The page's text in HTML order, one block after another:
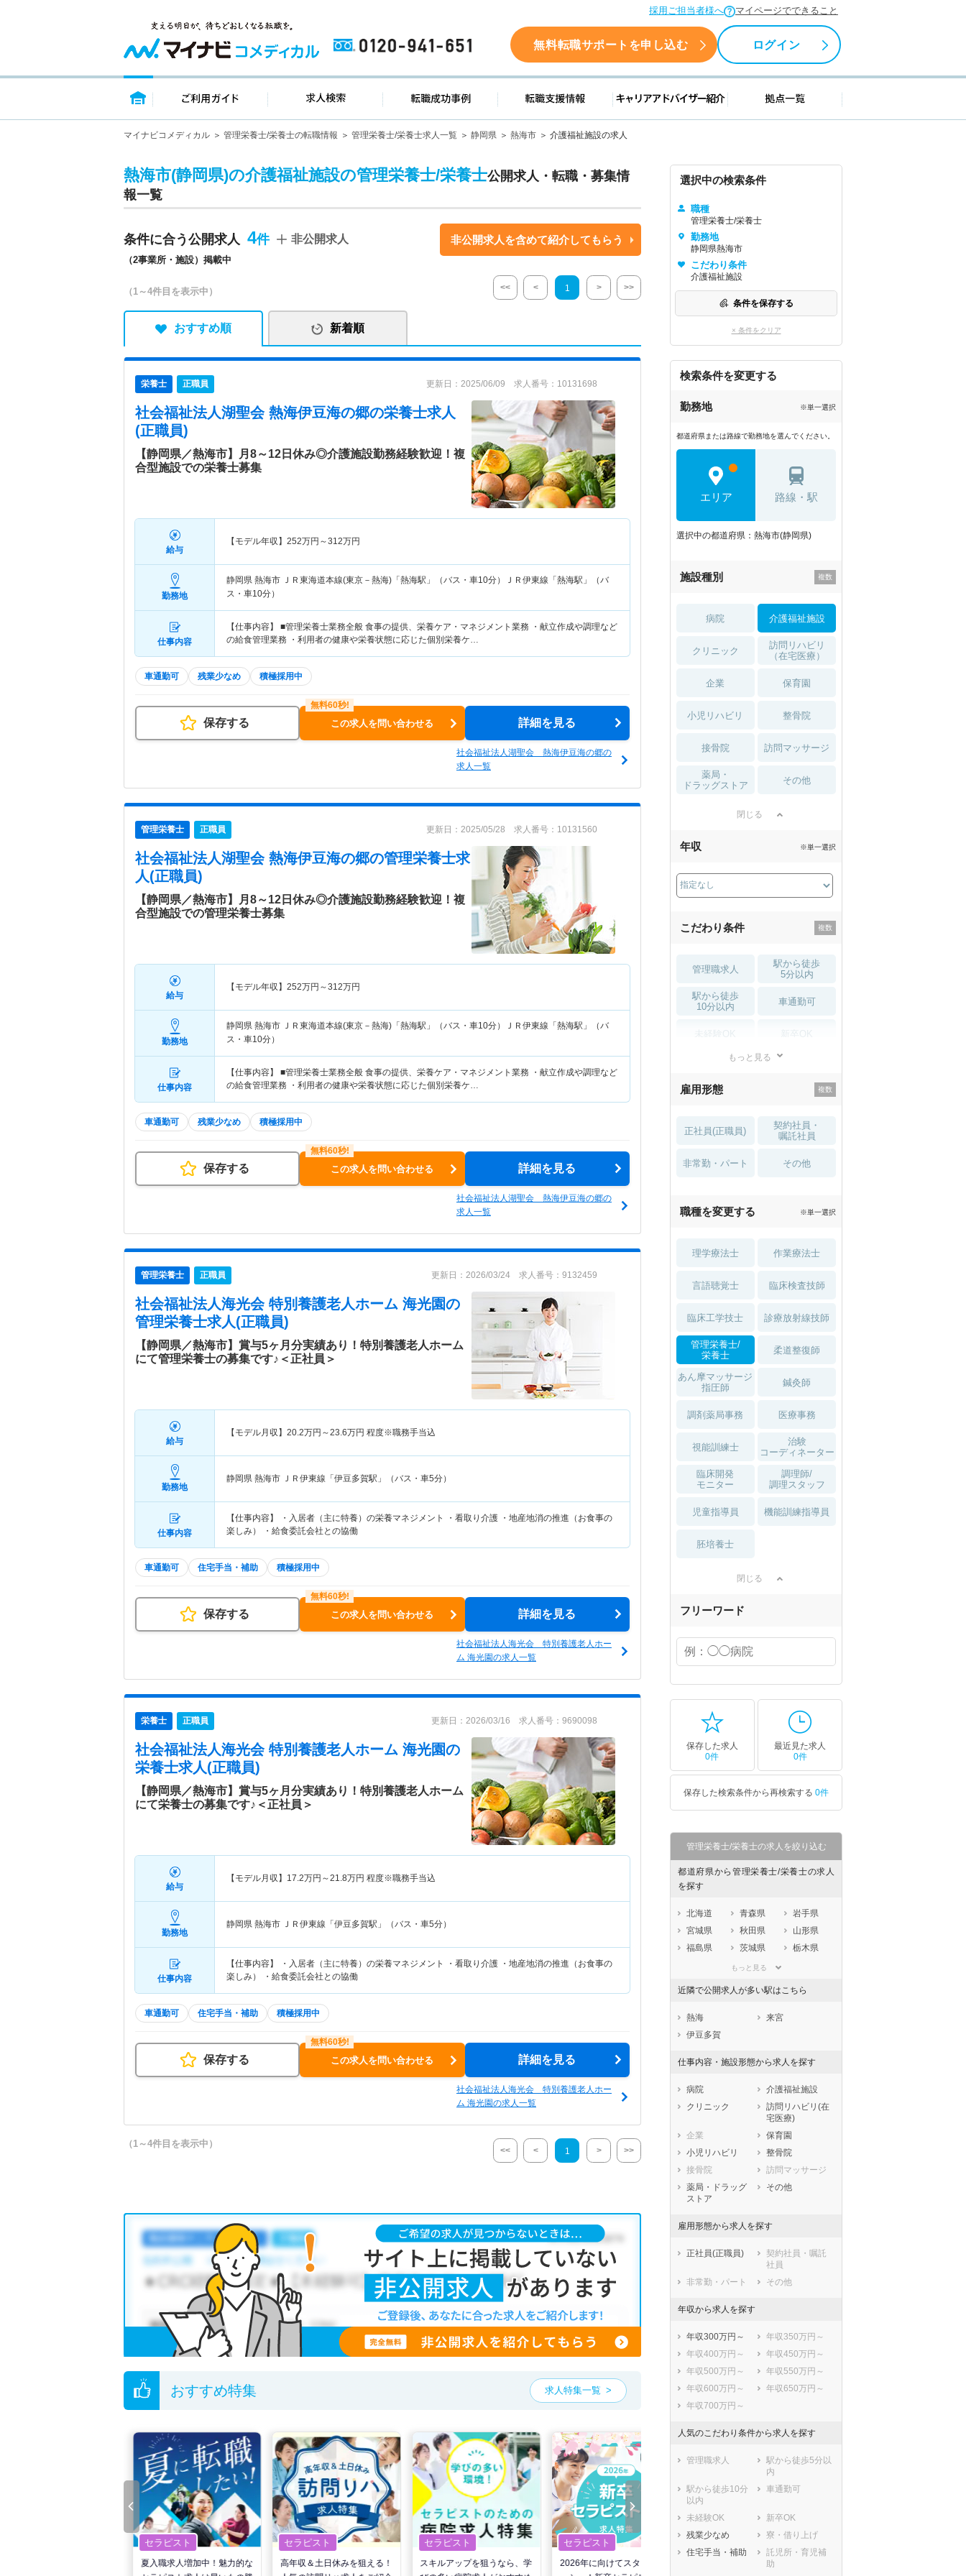
採用ご担当者様へ マイページでできること
0120-941-651 無料転職サポートを申し込む ログイン
トップページ ご利用ガイド 求人検索 転職成功事例 転職支援情報 キャリアアドバイザー紹介 拠点一覧
マイナビコメディカル 管理栄養士/栄養士の転職情報 管理栄養士/栄養士求人一覧 静岡県 熱海市 介護福祉施設の求人
熱海市(静岡県)の介護福祉施設の管理栄養士/栄養士公開求人・転職・募集情
報一覧
条件に合う公開求人 4
（2事業所・施設）掲載中
非公開求人 非公開求人を含めて紹介してもらう
（1～4件目を表示中） << < 1 > >>
おすすめ順 新着順
栄養士 正職員 更新日：2025/06/09 求人番号：10131698
社会福祉法人湖聖会 熱海伊豆海の郷の栄養士求人
(正職員)
【静岡県／熱海市】月8～12日休み◎介護施設勤務経験歓迎！複
合型施設での栄養士募集
給与
【モデル年収】 252万円～312万円
勤務地
静岡県 熱海市 ＪＲ東海道本線(東京－熱海)「熱海駅」（バス・車10分）ＪＲ伊東線「熱海駅」（バ
ス・車10分）
仕事内容
【仕事内容】 ■管理栄養士業務全般 食事の提供、栄養ケア・マネジメント業務 ・献立作成や調理など
の給食管理業務 ・利用者の健康や栄養状態に応じた個別栄養ケ…
車通勤可 残業少なめ 積極採用中
保存する この求人を問い合わせる 詳細を見る
社会福祉法人湖聖会 熱海伊豆海の郷の
求人一覧
管理栄養士 正職員 更新日：2025/05/28 求人番号：10131560
社会福祉法人湖聖会 熱海伊豆海の郷の管理栄養士求
人(正職員)
【静岡県／熱海市】月8～12日休み◎介護施設勤務経験歓迎！複
合型施設での管理栄養士募集
給与
【モデル年収】 252万円～312万円
勤務地
静岡県 熱海市 ＪＲ東海道本線(東京－熱海)「熱海駅」（バス・車10分）ＪＲ伊東線「熱海駅」（バ
ス・車10分）
仕事内容
【仕事内容】 ■管理栄養士業務全般 食事の提供、栄養ケア・マネジメント業務 ・献立作成や調理など
の給食管理業務 ・利用者の健康や栄養状態に応じた個別栄養ケ…
車通勤可 残業少なめ 積極採用中
保存する この求人を問い合わせる 詳細を見る
社会福祉法人湖聖会 熱海伊豆海の郷の
求人一覧
管理栄養士 正職員 更新日：2026/03/24 求人番号：9132459
社会福祉法人海光会 特別養護老人ホーム 海光園の
管理栄養士求人(正職員)
【静岡県／熱海市】賞与5ヶ月分実績あり！特別養護老人ホーム
にて管理栄養士の募集です♪＜正社員＞
給与
【モデル月収】 20.2万円～23.6万円 程度※職務手当込
勤務地
静岡県 熱海市 ＪＲ伊東線「伊豆多賀駅」（バス・車5分）
仕事内容
【仕事内容】 ・入居者（主に特養）の栄養マネジメント ・看取り介護 ・地産地消の推進（お食事の
楽しみ） ・給食委託会社との協働
車通勤可 住宅手当・補助 積極採用中
保存する この求人を問い合わせる 詳細を見る
社会福祉法人海光会 特別養護老人ホー
ム 海光園の求人一覧
栄養士 正職員 更新日：2026/03/16 求人番号：9690098
社会福祉法人海光会 特別養護老人ホーム 海光園の
栄養士求人(正職員)
【静岡県／熱海市】賞与5ヶ月分実績あり！特別養護老人ホーム
にて栄養士の募集です♪＜正社員＞
給与
【モデル月収】 17.2万円～21.8万円 程度※職務手当込
勤務地
静岡県 熱海市 ＪＲ伊東線「伊豆多賀駅」（バス・車5分）
仕事内容
【仕事内容】 ・入居者（主に特養）の栄養マネジメント ・看取り介護 ・地産地消の推進（お食事の
楽しみ） ・給食委託会社との協働
車通勤可 住宅手当・補助 積極採用中
保存する この求人を問い合わせる 詳細を見る
社会福祉法人海光会 特別養護老人ホー
ム 海光園の求人一覧
（1～4件目を表示中）
<< < 1 > >>
おすすめ特集 求人特集一覧
セラピスト
夏入職求人増加中！魅力的な
セラピスト
高年収＆土日休みを狙える！
セラピスト
スキルアップを狙うなら、学
セラピスト
2026年に向けてスタートダ
セラピスト
世の中の需要の高まりととも
選択中の検索条件
職種
管理栄養士/栄養士
勤務地
静岡県熱海市
こだわり条件
介護福祉施設
条件を保存する
× 条件をクリア
検索条件を変更する
勤務地 ※単一選択
都道府県または路線で勤務地を選んでください。
エリア 路線・駅
選択中の都道府県：熱海市(静岡県)
施設種別
病院 介護福祉施設
クリニック
訪問リハビリ
（在宅医療）
企業 保育園
小児リハビリ 整骨院
接骨院 訪問マッサージ
薬局・
ドラッグストア
その他
閉じる
年収 ※単一選択
こだわり条件
管理職求人
駅から徒歩
5分以内
駅から徒歩
10分以内
車通勤可
住宅手当・補助
土日祝休 無資格 OK
積極採用中 WEB面接OK
もっと見る
雇用形態
正社員(正職員)
契約社員・
嘱託社員
非常勤・パート その他
職種を変更する ※単一選択
理学療法士 作業療法士
言語聴覚士 臨床検査技師
臨床工学技士 診療放射線技師
管理栄養士/
栄養士
柔道整復師
あん摩マッサージ
指圧師
鍼灸師
調剤薬局事務 医療事務
視能訓練士
治験
コーディネーター
臨床開発
モニター
調理師/
調理スタッフ
児童指導員 機能訓練指導員
胚培養士
閉じる
フリーワード
保存した求人
0件
最近見た求人
0件
保存した検索条件から再検索する 0件
管理栄養士/栄養士の求人を絞り込む
都道府県から管理栄養士/栄養士の求人
を探す
北海道 青森県
岩手県
宮城県
秋田県
山形県
福島県
茨城県
栃木県
埼玉県
石川県
福井県
静岡県
兵庫県
奈良県
和歌山県
鳥取県
島根県
岡山県
広島県
山口県
徳島県
高知県
福岡県
佐賀県
熊本県
大分県
鹿児島県
沖縄県
もっと見る
近隣で公開求人が多い駅はこちら
熱海
来宮
伊豆多賀
仕事内容・施設形態から求人を探す
病院
介護福祉施設
クリニック
訪問リハビリ(在
宅医療)
企業
保育園
小児リハビリ
整骨院
接骨院
訪問マッサージ
薬局・ドラッグ
ストア
その他
雇用形態から求人を探す
正社員(正職員)
契約社員・嘱託
社員
非常勤・パート
その他
年収から求人を探す
年収300万円～
年収350万円～
年収400万円～
年収450万円～
年収500万円～
年収550万円～
年収600万円～
年収650万円～
年収700万円～
人気のこだわり条件から求人を探す
管理職求人
駅から徒歩5分以
内
駅から徒歩10分
以内
車通勤可
未経験OK
新卒OK
残業少なめ
寮・借り上げ
住宅手当・補助
託児所・育児補
助